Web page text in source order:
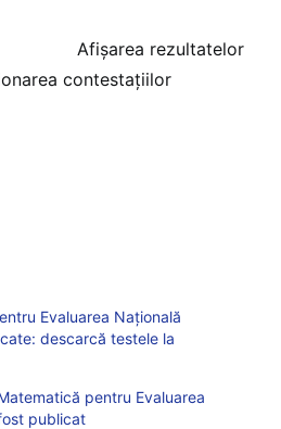
rezultatelor
contestațiilor
Evaluarea Națională
descarcă testele la
pentru Evaluarea
publicat